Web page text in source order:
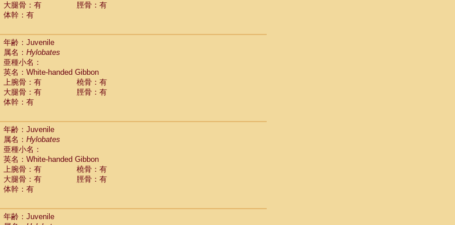
大腿骨：有
脛骨：有
体幹：有
年齢：Juvenile
属名： Hylobates
亜種小名：
英名：White-handed Gibbon
上腕骨：有
橈骨：有
大腿骨：有
脛骨：有
体幹：有
年齢：Juvenile
属名： Hylobates
亜種小名：
英名：White-handed Gibbon
上腕骨：有
橈骨：有
大腿骨：有
脛骨：有
体幹：有
年齢：Juvenile